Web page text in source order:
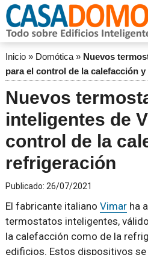
Inicio» Domótica» Nuevos
para el control de la calefacción
Nuevos
inteligentes de
control de la
refrigeración
Publicado: 26/07/2021
El fabricante italiano Vimarha
termostatos inteligentes,
la calefacción como de la
edificios. Estos dispositivos